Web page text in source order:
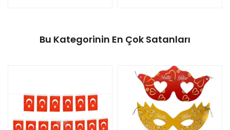
Bu Kategorinin En Çok Satanları